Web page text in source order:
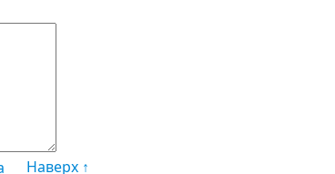
Наверх ↑